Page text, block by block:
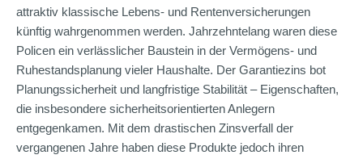
attraktiv klassische Lebens- und Rentenversicherungen
künftig wahrgenommen werden. Jahrzehntelang waren diese
Policen ein verlässlicher Baustein in der Vermögens- und
Ruhestandsplanung vieler Haushalte. Der Garantiezins bot
Planungssicherheit und langfristige Stabilität – Eigenschaften,
die insbesondere sicherheitsorientierten Anlegern
entgegenkamen. Mit dem drastischen Zinsverfall der
vergangenen Jahre haben diese Produkte jedoch ihren